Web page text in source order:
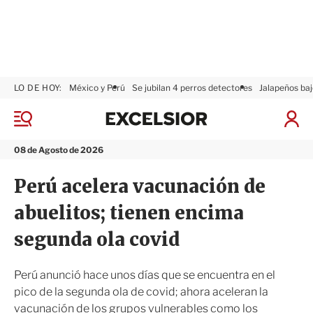
M
n
08 de Agosto de 2026
LO DE HOY: México y Perú Se jubilan 4 perros detectores Jalapeños
I
x
s
i
o
r
Perú acelera vacunación de
abuelitos; tienen encima
segunda ola covid
Perú anunció hace unos días que se encuentra en el
pico de la segunda ola de covid; ahora aceleran la
vacunación de los grupos vulnerables como los